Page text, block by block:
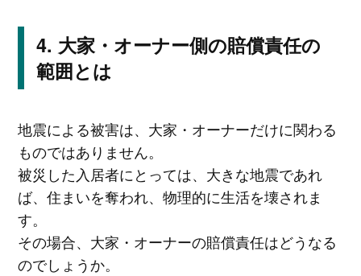
大家・オーナー側の賠償責任の
範囲とは
地震による被害は、大家・オーナーだけに関わる
ものではありません。
被災した入居者にとっては、大きな地震であれ
ば、住まいを奪われ、物理的に生活を壊されま
す。
その場合、大家・オーナーの賠償責任はどうなる
のでしょうか。